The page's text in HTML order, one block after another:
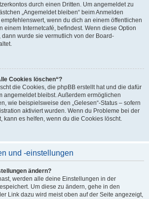
durch einen Dritten. Um angemeldet zu
„Angemeldet bleiben“ beim Anmelden
wenn du dich an einem öffentlichen
einem Internetcafé, befindest. Wenn diese Option
dann wurde sie vermutlich von der Board-
Cookies löschen“?
die Cookies, die phpBB erstellt hat und die dafür
angemeldet bleibst. Außerdem ermöglichen
wie beispielsweise den „Gelesen“-Status – sofern
aktiviert wurden. Wenn du Probleme bei der
kann es helfen, wenn du die Cookies löscht.
und -einstellungen
ändern?
werden alle deine Einstellungen in der
Um diese zu ändern, gehe in den
Link dazu wird meist oben auf der Seite angezeigt,